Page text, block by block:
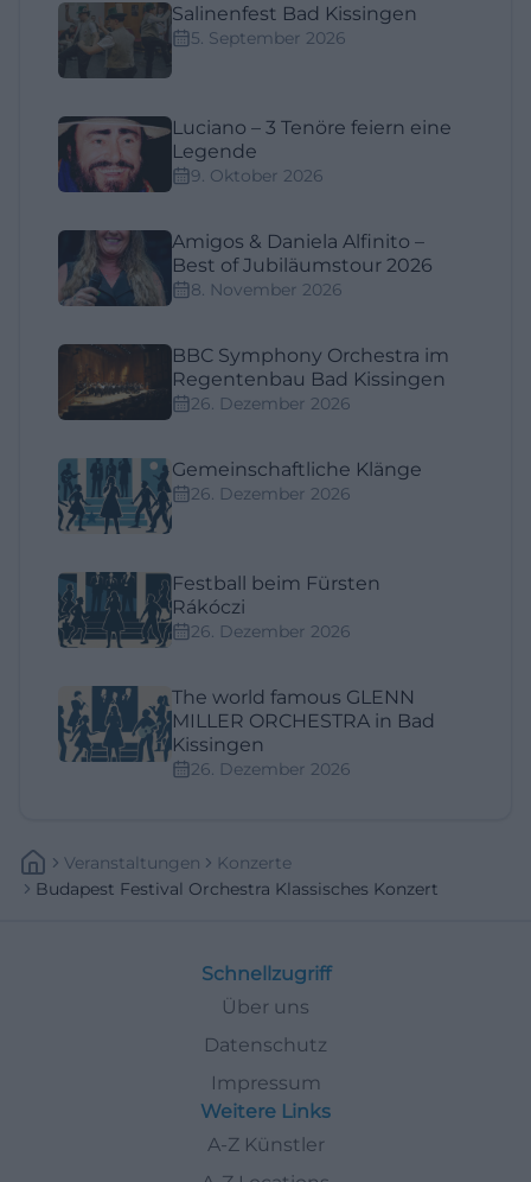
Salinenfest Bad Kissingen
5. September 2026
Luciano – 3 Tenöre feiern eine
Legende
9. Oktober 2026
Amigos & Daniela Alfinito –
Best of Jubiläumstour 2026
8. November 2026
BBC Symphony Orchestra im
Regentenbau Bad Kissingen
26. Dezember 2026
Gemeinschaftliche Klänge
26. Dezember 2026
Festball beim Fürsten
Rákóczi
26. Dezember 2026
The world famous GLENN
MILLER ORCHESTRA in Bad
Kissingen
26. Dezember 2026
Veranstaltungen
Konzerte
Budapest Festival Orchestra Klassisches Konzert
Schnellzugriff
Über uns
Datenschutz
Impressum
Weitere Links
A-Z Künstler